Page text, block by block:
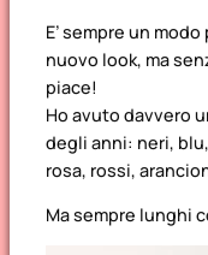
E’ sempre un
nuovo look, ma
piace!
Ho avuto davvero
degli anni: neri,
rosa, rossi,
Ma sempre lunghi